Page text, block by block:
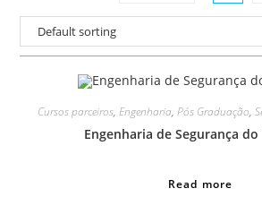
Cursos parceiros, Engenharia, Pós Graduação,
Engenharia de Segurança
Read more